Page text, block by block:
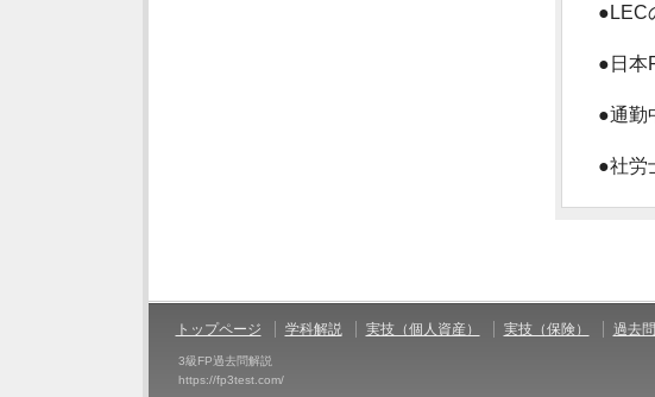
●日
●通
●社
トップページ 学科解説 実技（個人資産） 実技（保険） 過去
3級FP過去問解説
https://fp3test.com/